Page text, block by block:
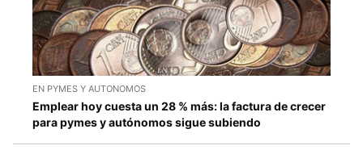
EN PYMES Y AUTONOMOS
Emplear hoy cuesta un 28 % más: la factura de crecer
para pymes y autónomos sigue subiendo